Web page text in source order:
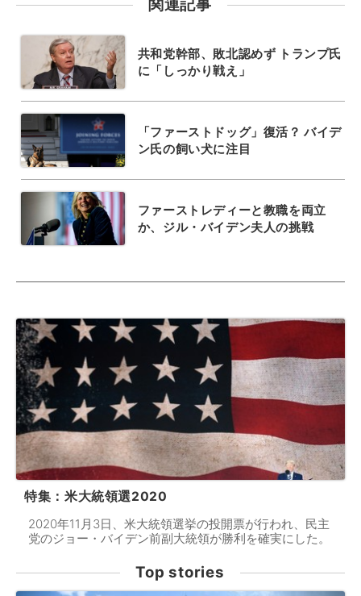
関連記事
共和党幹部、敗北認めず トランプ氏
に「しっかり戦え」
「ファーストドッグ」復活？ バイデ
ン氏の飼い犬に注目
ファーストレディーと教職を両立
か、ジル・バイデン夫人の挑戦
特集：米大統領選2020
2020年11月3日、米大統領選挙の投開票が行われ、民主
党のジョー・バイデン前副大統領が勝利を確実にした。
Top stories